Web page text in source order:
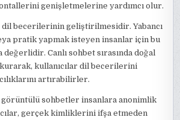
genişletmelerine yardımcı olur.
becerilerinin geliştirilmesidir. Yabancı
pratik yapmak isteyen insanlar için bu
Canlı sohbet sırasında doğal
kullanıcılar dil becerilerini
artırabilirler.
görüntülü sohbetler insanlara anonimlik
gerçek kimliklerini ifşa etmeden